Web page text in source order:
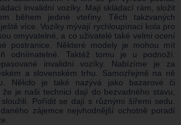
invalidní vozíky. Mají skládací rám, složit
během jediné vteřiny. Těch takzvaných
více. Vozíky mývají rychloupínací kola pro
omyvatelné, a co uživatelé také velmi ocení
postranice. Některé modely je mohou mít
odnímatelné. Taktéž tomu je u podnoží.
invalidní vozíky. Nabízíme je za
a slovenském trhu. Samozřejmě na ně
Někdo je také nazývá jako bazarové či
je naši technici dají do bezvadného stavu,
Pořídit se dají s různými šířemi sedu.
zájemce nejvhodnější ochotně poradí